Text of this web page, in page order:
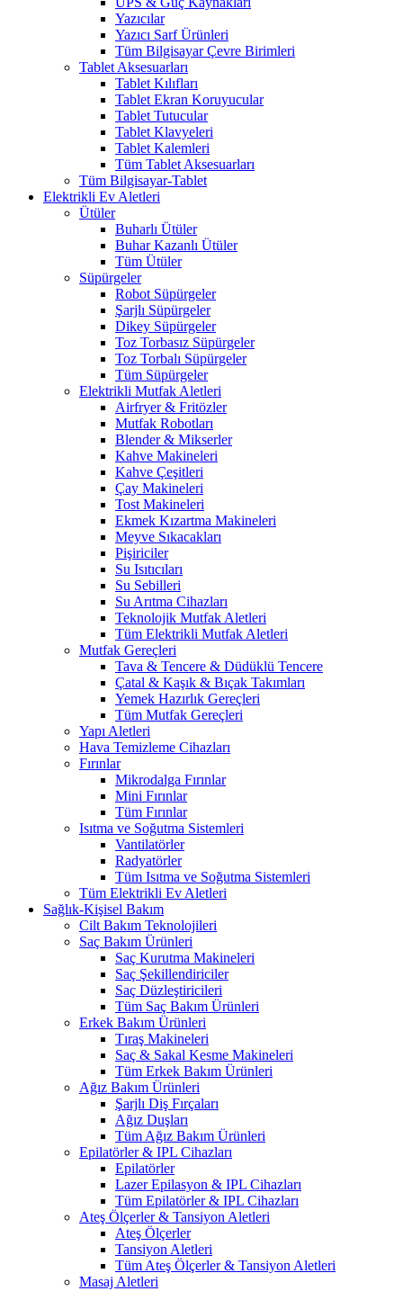
Yazıcılar
Yazıcı Sarf Ürünleri
Tüm Bilgisayar Çevre Birimleri
Tablet Aksesuarları
Tablet Kılıfları
Tablet Ekran Koruyucular
Tablet Tutucular
Tablet Klavyeleri
Tablet Kalemleri
Tüm Tablet Aksesuarları
Tüm Bilgisayar-Tablet
Elektrikli Ev Aletleri
Ütüler
Buharlı Ütüler
Buhar Kazanlı Ütüler
Tüm Ütüler
Süpürgeler
Robot Süpürgeler
Şarjlı Süpürgeler
Dikey Süpürgeler
Toz Torbasız Süpürgeler
Toz Torbalı Süpürgeler
Tüm Süpürgeler
Elektrikli Mutfak Aletleri
Airfryer & Fritözler
Mutfak Robotları
Blender & Mikserler
Kahve Makineleri
Kahve Çeşitleri
Çay Makineleri
Tost Makineleri
Ekmek Kızartma Makineleri
Meyve Sıkacakları
Pişiriciler
Su Isıtıcıları
Su Sebilleri
Su Arıtma Cihazları
Teknolojik Mutfak Aletleri
Tüm Elektrikli Mutfak Aletleri
Mutfak Gereçleri
Tava & Tencere & Düdüklü Tencere
Çatal & Kaşık & Bıçak Takımları
Yemek Hazırlık Gereçleri
Tüm Mutfak Gereçleri
Yapı Aletleri
Hava Temizleme Cihazları
Fırınlar
Mikrodalga Fırınlar
Mini Fırınlar
Tüm Fırınlar
Isıtma ve Soğutma Sistemleri
Vantilatörler
Radyatörler
Tüm Isıtma ve Soğutma Sistemleri
Tüm Elektrikli Ev Aletleri
Sağlık-Kişisel Bakım
Cilt Bakım Teknolojileri
Saç Bakım Ürünleri
Saç Kurutma Makineleri
Saç Şekillendiriciler
Saç Düzleştiricileri
Tüm Saç Bakım Ürünleri
Erkek Bakım Ürünleri
Tıraş Makineleri
Saç & Sakal Kesme Makineleri
Tüm Erkek Bakım Ürünleri
Ağız Bakım Ürünleri
Şarjlı Diş Fırçaları
Ağız Duşları
Tüm Ağız Bakım Ürünleri
Epilatörler & IPL Cihazları
Epilatörler
Lazer Epilasyon & IPL Cihazları
Tüm Epilatörler & IPL Cihazları
Ateş Ölçerler & Tansiyon Aletleri
Ateş Ölçerler
Tansiyon Aletleri
Tüm Ateş Ölçerler & Tansiyon Aletleri
Masaj Aletleri